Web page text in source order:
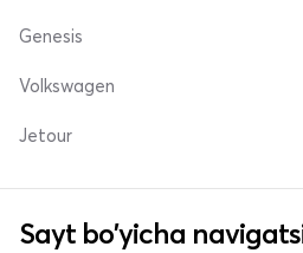
Genesis
Volkswagen
Jetour
Sayt bo'yicha